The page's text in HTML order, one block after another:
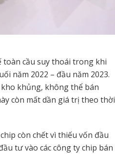
toàn cầu suy thoái trong khi
năm 2022 – đầu năm 2023.
khủng, không thể bán
còn mất dần giá trị theo thời
còn chết vì thiếu vốn đầu
tư vào các công ty chip bán